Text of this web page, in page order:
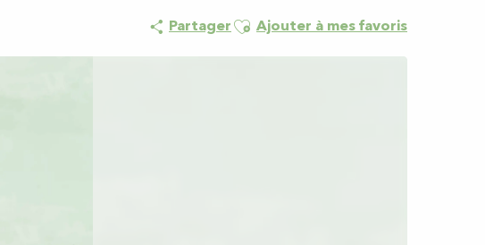
Partager Ajouter aux favoris
Ajouter à mes favoris